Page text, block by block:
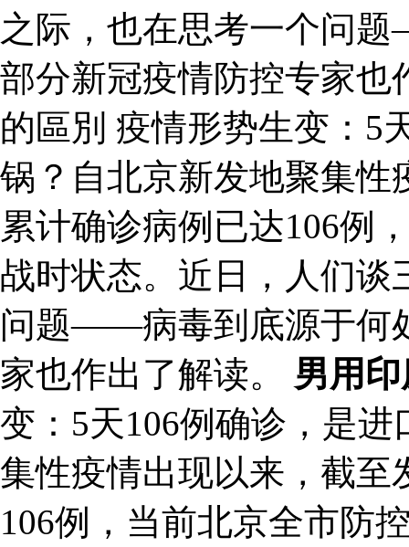
之际，也在思考一个问
部分新冠疫情防控专家也
的區別 疫情形势生变：5
锅？自北京新发地聚集性
累计确诊病例已达106例
战时状态。近日，人们谈
问题——病毒到底源于何
家也作出了解读。 男用
变：5天106例确诊，是
集性疫情出现以来，截至
106例，当前北京全市防